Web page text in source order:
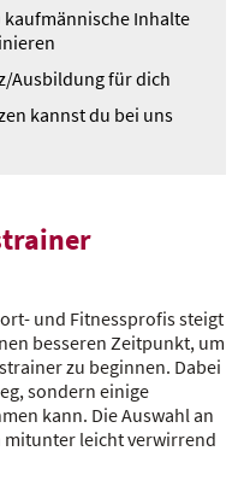
kaufmännische Inhalte
Ausbildung für dich
kannst du bei uns
und Fitnessprofis steigt
besseren Zeitpunkt, um
zu beginnen. Dabei
sondern einige
kann. Die Auswahl an
leicht verwirrend